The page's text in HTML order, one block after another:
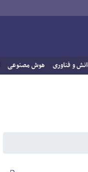
و فناوری هوش مصنوعی